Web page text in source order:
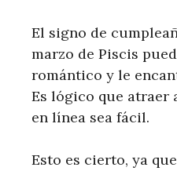
El signo de
marzo de Piscis
romántico y le
Es lógico que atraer
en línea sea fácil.
Esto es cierto, ya